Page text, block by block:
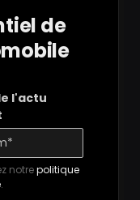
de
l'actu
notrepolitique
.